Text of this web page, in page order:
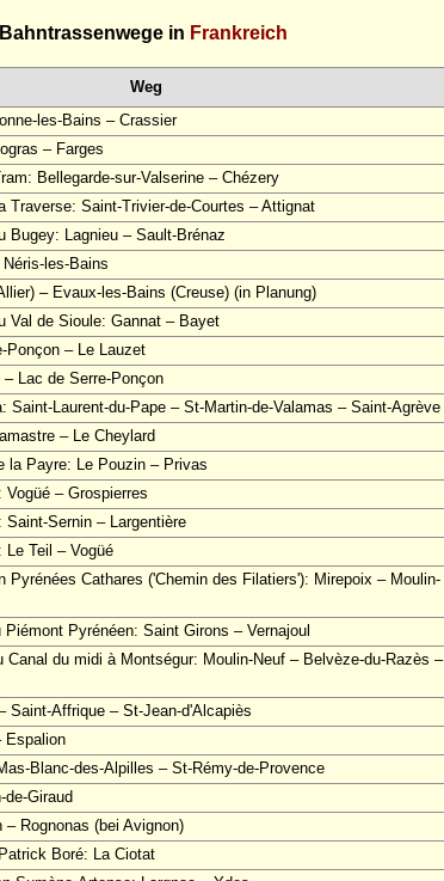
Bahntrassenwege in Frankreich
Weg
les-Bains – Crassier
– Farges
Bellegarde-sur-Valserine – Chézery
Traverse: Saint-Trivier-de-Courtes – Attignat
Bugey: Lagnieu – Sault-Brénaz
les-Bains
– Evaux-les-Bains (Creuse) (in Planung)
Val de Sioule: Gannat – Bayet
Ponçon – Le Lauzet
– Lac de Serre-Ponçon
Saint-Laurent-du-Pape – St-Martin-de-Valamas – Saint-Agrève
– Le Cheylard
la Payre: Le Pouzin – Privas
– Grospierres
Saint-Sernin – Largentière
Le Teil – Vogüé
Pyrénées Cathares ('Chemin des Filatiers'): Mirepoix – Moulin-
Piémont Pyrénéen: Saint Girons – Vernajoul
Canal du midi à Montségur: Moulin-Neuf – Belvèze-du-Razès –
Saint-Affrique – St-Jean-d'Alcapiès
Espalion
Blanc-des-Alpilles – St-Rémy-de-Provence
Giraud
– Rognonas (bei Avignon)
Boré: La Ciotat